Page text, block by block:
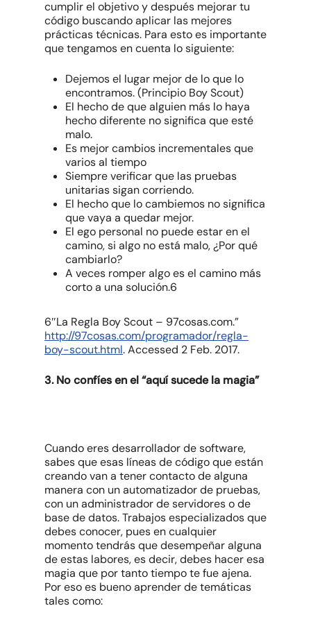
cumplir el objetivo y después mejorar tu
código buscando aplicar las mejores
prácticas técnicas. Para esto es importante
que tengamos en cuenta lo siguiente:
Dejemos el lugar mejor de lo que lo
encontramos. (Principio Boy Scout)
El hecho de que alguien más lo haya
hecho diferente no significa que esté
malo.
Es mejor cambios incrementales que
varios al tiempo
Siempre verificar que las pruebas
unitarias sigan corriendo.
El hecho que lo cambiemos no significa
que vaya a quedar mejor.
El ego personal no puede estar en el
camino, si algo no está malo, ¿Por qué
cambiarlo?
A veces romper algo es el camino más
corto a una solución.6
6″La Regla Boy Scout – 97cosas.com.”
http://97cosas.com/programador/regla-
boy-scout.html. Accessed 2 Feb. 2017.
3. No confíes en el “aquí sucede la magia”
Cuando eres desarrollador de software,
sabes que esas líneas de código que están
creando van a tener contacto de alguna
manera con un automatizador de pruebas,
con un administrador de servidores o de
base de datos. Trabajos especializados que
debes conocer, pues en cualquier
momento tendrás que desempeñar alguna
de estas labores, es decir, debes hacer esa
magia que por tanto tiempo te fue ajena.
Por eso es bueno aprender de temáticas
tales como: